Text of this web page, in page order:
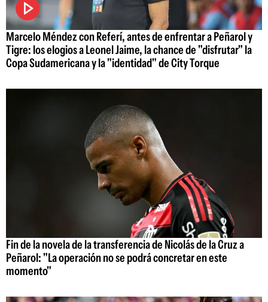
Marcelo Méndez con Referí, antes de enfrentar a Peñarol y
Tigre: los elogios a Leonel Jaime, la chance de "disfrutar" la
Copa Sudamericana y la "identidad" de City Torque
Fin de la novela de la transferencia de Nicolás de la Cruz a
Peñarol: "La operación no se podrá concretar en este
momento"